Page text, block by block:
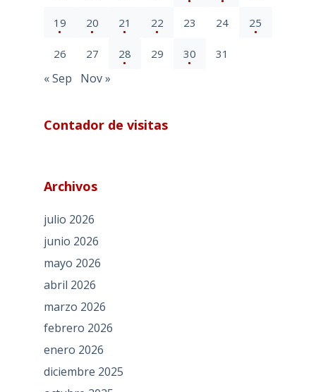
19 20 21 22 23 24 25
26 27 28 29 30 31
« Sep Nov »
Contador de visitas
Archivos
julio 2026
junio 2026
mayo 2026
abril 2026
marzo 2026
febrero 2026
enero 2026
diciembre 2025